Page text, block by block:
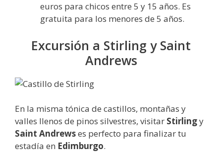
euros para chicos entre 5 y 15 años. Es
gratuita para los menores de 5 años.
Excursión a Stirling y Saint
Andrews
En la misma tónica de castillos, montañas y
valles llenos de pinos silvestres, visitar Stirlingy
Saint Andrewses perfecto para finalizar tu
estadía en Edimburgo.